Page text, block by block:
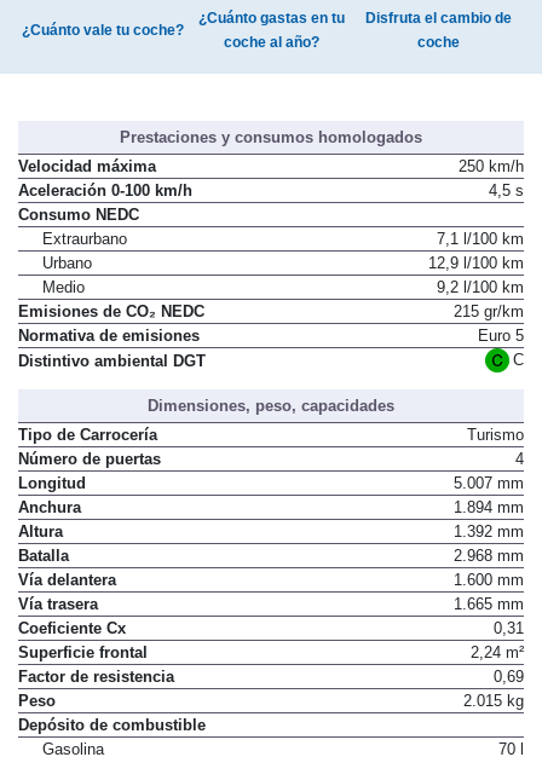
¿Cuánto gastas en tu
Disfruta el cambio de
Prestaciones y consumos homologados
Velocidad máxima
250 km/h
Aceleración 0-100 km/h
Consumo NEDC
Extraurbano
7,1 l/100 km
Urbano
12,9 l/100 km
Medio
9,2 l/100 km
Emisiones de CO₂ NEDC
215 gr/km
Normativa de emisiones
Euro 5
Dimensiones, peso, capacidades
Tipo de Carrocería
Turismo
Número de puertas
4
Longitud
5.007 mm
Anchura
1.894 mm
Altura
1.392 mm
Batalla
2.968 mm
Vía delantera
1.600 mm
Vía trasera
1.665 mm
Coeficiente Cx
0,31
Superficie frontal
2,24 m²
Factor de resistencia
0,69
Peso
Depósito de combustible